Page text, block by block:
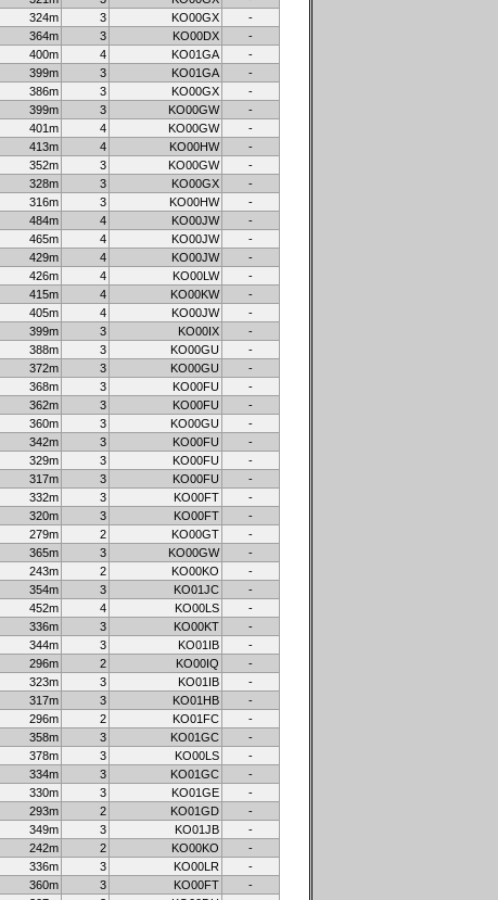
324m 3 KO00GX
-
364m 3 KO00DX
-
400m 4 KO01GA
-
399m 3 KO01GA
-
386m 3 KO00GX
-
399m 3 KO00GW
-
401m 4 KO00GW
-
413m 4 KO00HW
-
352m 3 KO00GW
-
328m 3 KO00GX
-
316m 3 KO00HW
-
484m 4 KO00JW
-
465m 4 KO00JW
-
429m 4 KO00JW
-
426m 4 KO00LW
-
415m 4 KO00KW
-
405m 4 KO00JW
-
399m 3 KO00IX
-
388m 3 KO00GU
-
372m 3 KO00GU
-
368m 3 KO00FU
-
362m 3 KO00FU
-
360m 3 KO00GU
-
342m 3 KO00FU
-
329m 3 KO00FU
-
317m 3 KO00FU
-
332m 3 KO00FT
-
320m 3 KO00FT
-
279m 2 KO00GT
-
365m 3 KO00GW
-
243m 2 KO00KO
-
354m 3 KO01JC
-
452m 4 KO00LS
-
336m 3 KO00KT
-
344m 3 KO01IB
-
296m 2 KO00IQ
-
323m 3 KO01IB
-
317m 3 KO01HB
-
296m 2 KO01FC
-
358m 3 KO01GC
-
378m 3 KO00LS
-
334m 3 KO01GC
-
330m 3 KO01GE
-
293m 2 KO01GD
-
349m 3 KO01JB
-
242m 2 KO00KO
-
336m 3 KO00LR
-
360m 3 KO00FT
-